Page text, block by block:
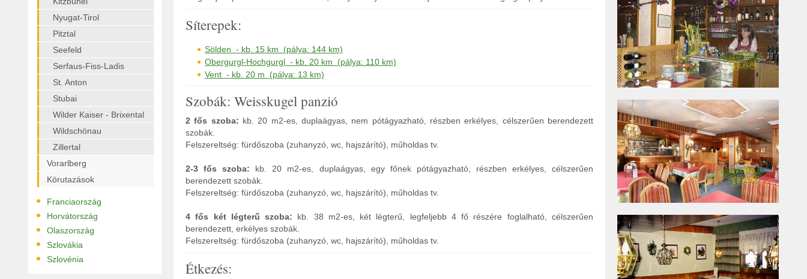
Nyugat-Tirol
Pitztal
Seefeld
Serfaus-Fiss-Ladis
St. Anton
Stubai
Wilder Kaiser - Brixental
Wildschönau
Zillertal
Vorarlberg
Körutazások
• Franciaország
• Horvátország
• Olaszország
• Szlovákia
• Szlovénia
Síterepek:
Sölden - kb. 15 km (pálya: 144 km)
Obergurgl-Hochgurgl - kb. 20 km (pálya: 110 km)
Vent - kb. 20 m (pálya: 13 km)
Szobák: Weisskugel panzió
2 fős szoba: kb. 20 m2-es, duplaágyas, nem pótágyazható, részben erkélyes, célszerűen berendezett
szobák.
Felszereltség: fürdőszoba (zuhanyzó, wc, hajszárító), műholdas tv.
2-3 fős szoba: kb. 20 m2-es, duplaágyas, egy főnek pótágyazható, részben erkélyes, célszerűen
berendezett szobák.
Felszereltség: fürdőszoba (zuhanyzó, wc, hajszárító), műholdas tv.
4 fős két légterű szoba: kb. 38 m2-es, két légterű, legfeljebb 4 fő részére foglalható, célszerűen
berendezett, erkélyes szobák.
Felszereltség: fürdőszoba (zuhanyzó, wc, hajszárító), műholdas tv.
Étkezés: